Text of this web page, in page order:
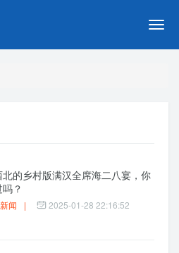
切
导
北的乡村版满汉全席海二八宴，你
？
闻 | 2025-01-28 22:16:52